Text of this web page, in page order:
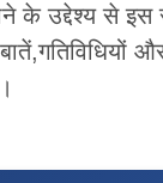
के उद्देश्य से इस